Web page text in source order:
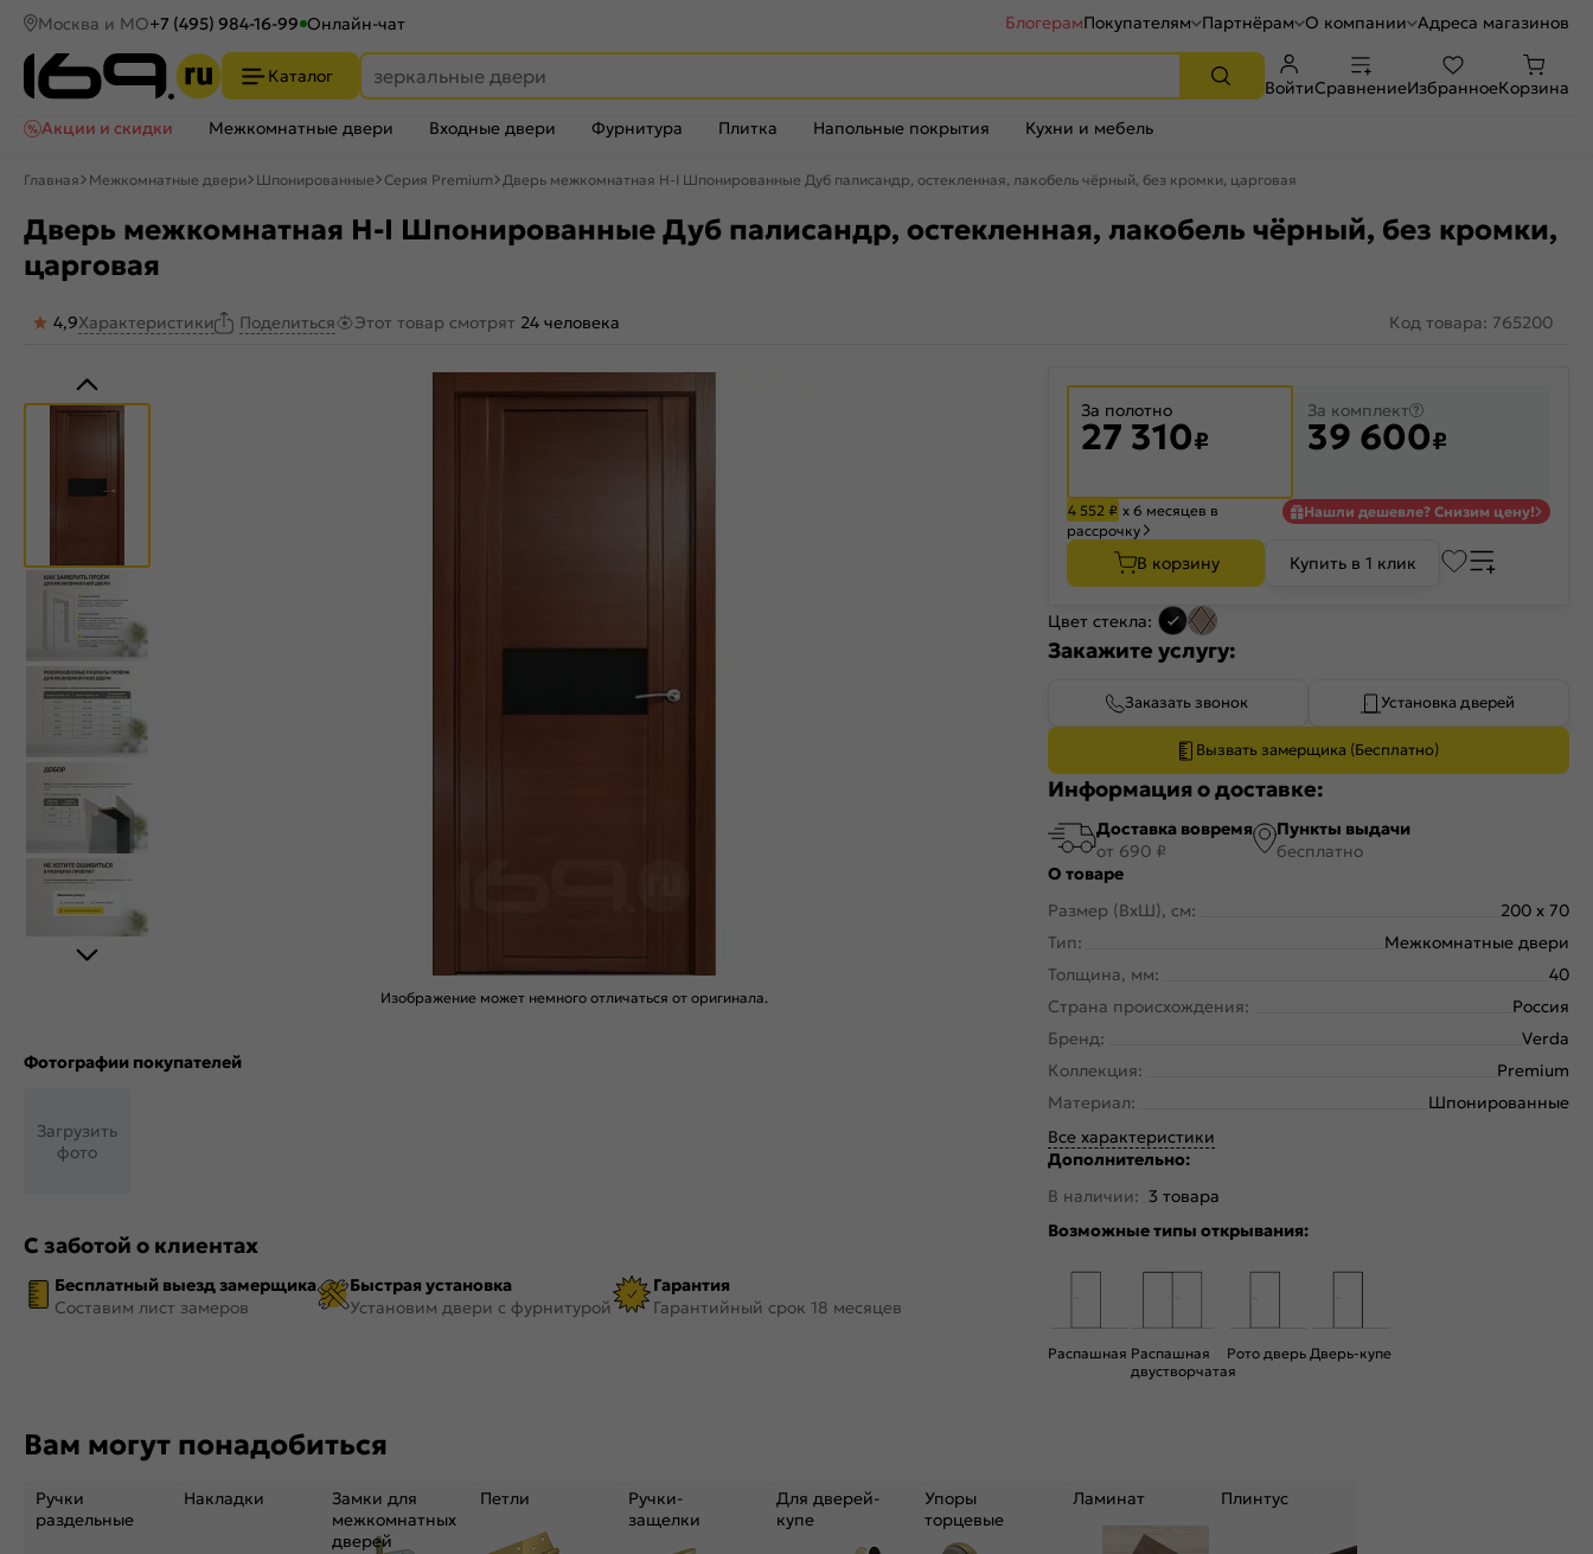
Москва и МО+7 (495) 984-16-99 Онлайн-чат БлогерамПокупателям Партнёрам О компании Адреса магазинов
Каталог
ВойтиСравнениеИзбранноеКорзина
Акции и скидки
Межкомнатные двери Входные двери Фурнитура Плитка Напольные покрытия Кухни и мебель
Главная Межкомнатные двери Шпонированные Серия Premium Дверь межкомнатная H-I Шпонированные Дуб палисандр, остекленная, лакобель чёрный, без кромки, царговая
Дверь межкомнатная H-I Шпонированные Дуб палисандр, остекленная, лакобель чёрный, без кромки,
царговая
4,9Характеристики Поделиться Этот товар смотрят 24 человека Код товара: 765200
Изображение может немного отличаться от оригинала.
Фотографии покупателей
Загрузить
фото
С заботой о клиентах
Бесплатный выезд замерщика
Составим лист замеров
Быстрая установка
Установим двери с фурнитурой
Гарантия
Гарантийный срок 18 месяцев
За полотно
27 310₽
За комплект
39 600₽
4 552 ₽ х 6 месяцев в
рассрочку
Нашли дешевле? Снизим цену!
В корзину Купить в 1 клик
Цвет стекла:
Закажите услугу:
Заказать звонок Установка дверей
Вызвать замерщика (Бесплатно)
Информация о доставке:
Доставка вовремя
от 690 ₽
Пункты выдачи
бесплатно
О товаре
Размер (ВхШ), см:
200 x 70
Тип:
Межкомнатные двери
Толщина, мм:
40
Страна происхождения:
Россия
Бренд:
Verda
Коллекция:
Premium
Материал:
Шпонированные
Все характеристики
Дополнительно:
В наличии: 3 товара
Возможные типы открывания:
Распашная Распашная
двустворчатая
Рото дверь Дверь-купе
Вам могут понадобиться
Ручки
раздельные
Накладки
Замки для
межкомнатных
дверей
Петли
Ручки-
защелки
Для дверей-
купе
Упоры
торцевые
Ламинат Плинтус